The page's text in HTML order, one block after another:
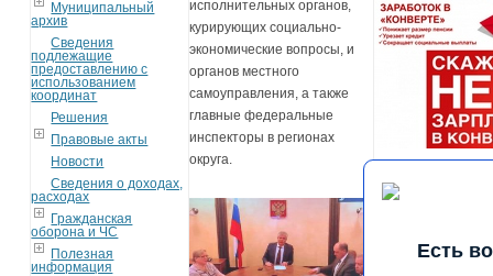
Муниципальный
архив
Сведения
подлежащие
предоставлению с
использованием
координат
Решения
Правовые акты
Новости
Сведения о доходах,
расходах
Гражданская
оборона и ЧС
Полезная
информация
исполнительных органов,
курирующих социально-
экономические вопросы, и
органов местного
самоуправления, а также
главные федеральные
инспекторы в регионах
округа.
Есть